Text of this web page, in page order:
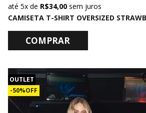
5xde R$ 34,00 sem juros
COMPRAR
OUTLET
50% OFF